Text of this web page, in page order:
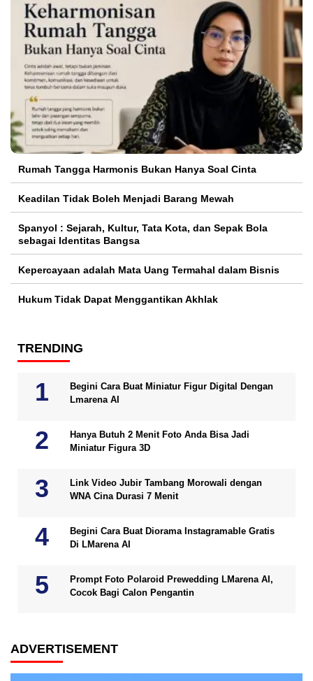
Rumah Tangga Harmonis Bukan Hanya Soal Cinta
Keadilan Tidak Boleh Menjadi Barang Mewah
Spanyol : Sejarah, Kultur, Tata Kota, dan Sepak Bola
sebagai Identitas Bangsa
Kepercayaan adalah Mata Uang Termahal dalam Bisnis
Hukum Tidak Dapat Menggantikan Akhlak
TRENDING
Begini Cara Buat Miniatur Figur Digital Dengan
Lmarena AI
Hanya Butuh 2 Menit Foto Anda Bisa Jadi
Miniatur Figura 3D
Link Video Jubir Tambang Morowali dengan
WNA Cina Durasi 7 Menit
Begini Cara Buat Diorama Instagramable Gratis
Di LMarena AI
Prompt Foto Polaroid Prewedding LMarena AI,
Cocok Bagi Calon Pengantin
ADVERTISEMENT